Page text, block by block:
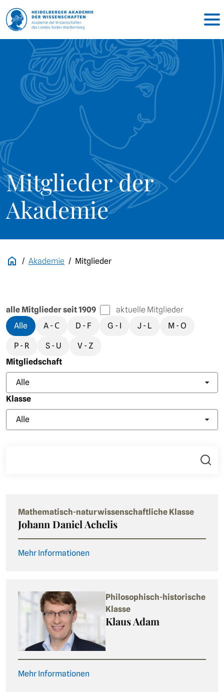
Mitglieder der
Akademie
Akademie Mitglieder
alle Mitglieder seit 1909 / aktuelle Mitglieder
alle Mitglieder seit 1909
aktuelle Mitglieder
Alle
A - С D - F G - I J - L M - O
P - R S - U
V - Z
Mitgliedschaft
Alle
Klasse
Alle
Mathematisch-naturwissenschaftliche Klasse
Johann Daniel Achelis
Mehr Informationen
Philosophisch-historische
Klasse
Klaus Adam
Mehr Informationen